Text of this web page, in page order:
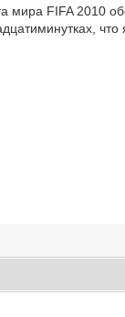
FIFA 2010